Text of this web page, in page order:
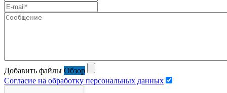
Добавить файлы Обзор
Согласие на обработку персональных данных